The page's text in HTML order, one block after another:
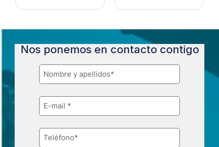
Nos ponemos en contacto contigo